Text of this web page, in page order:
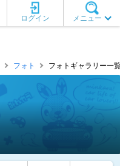
メニュー
ログイン
フォト フォトギャラリー一